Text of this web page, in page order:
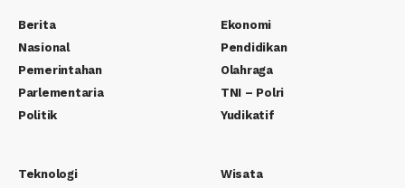
Berita
Nasional
Pemerintahan
Parlementaria
Politik
Ekonomi
Pendidikan
Olahraga
TNI – Polri
Yudikatif
Teknologi
Wisata